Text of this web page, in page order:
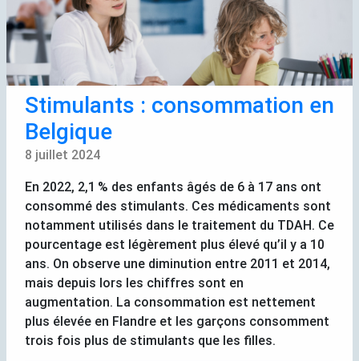
Stimulants : consommation en
Belgique
8 juillet 2024
En 2022, 2,1 % des enfants âgés de 6 à 17 ans ont
consommé des stimulants. Ces médicaments sont
notamment utilisés dans le traitement du TDAH. Ce
pourcentage est légèrement plus élevé qu’il y a 10
ans. On observe une diminution entre 2011 et 2014,
mais depuis lors les chiffres sont en
augmentation. La consommation est nettement
plus élevée en Flandre et les garçons consomment
trois fois plus de stimulants que les filles.